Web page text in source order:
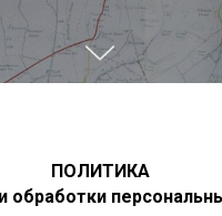
ПОЛИТИКА
обработки